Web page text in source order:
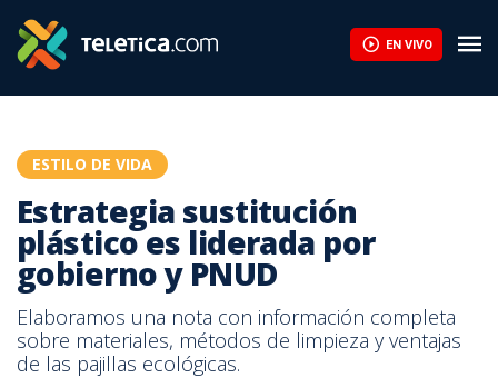
EN VIVO
ESTILO DE VIDA
Estrategia sustitución
plástico es liderada por
gobierno y PNUD
Elaboramos una nota con información completa
sobre materiales, métodos de limpieza y ventajas
de las pajillas ecológicas.